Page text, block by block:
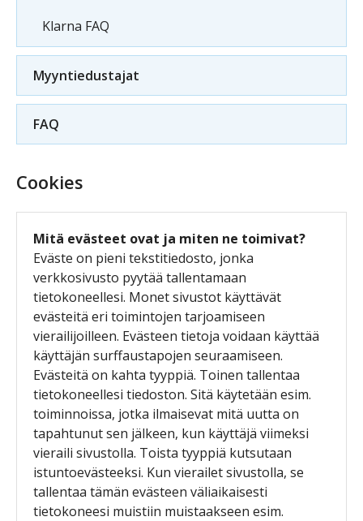
Klarna FAQ
Myyntiedustajat
FAQ
Cookies
Mitä evästeet ovat ja miten ne toimivat?
Eväste on pieni tekstitiedosto, jonka
verkkosivusto pyytää tallentamaan
tietokoneellesi. Monet sivustot käyttävät
evästeitä eri toimintojen tarjoamiseen
vierailijoilleen. Evästeen tietoja voidaan käyttää
käyttäjän surffaustapojen seuraamiseen.
Evästeitä on kahta tyyppiä. Toinen tallentaa
tietokoneellesi tiedoston. Sitä käytetään esim.
toiminnoissa, jotka ilmaisevat mitä uutta on
tapahtunut sen jälkeen, kun käyttäjä viimeksi
vieraili sivustolla. Toista tyyppiä kutsutaan
istuntoevästeeksi. Kun vierailet sivustolla, se
tallentaa tämän evästeen väliaikaisesti
tietokoneesi muistiin muistaakseen esim.